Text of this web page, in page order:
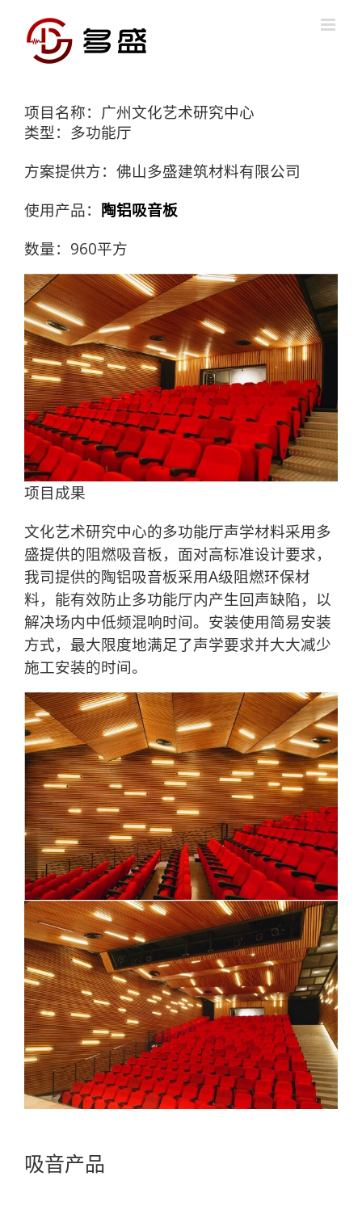
content
项目名称：广州文化艺术研究中心
类型：多功能厅
方案提供方：佛山多盛建筑材料有限公司
使用产品： 陶铝吸音板
数量：960平方
项目成果
文化艺术研究中心的多功能厅声学材料采用多
盛提供的阻燃吸音板，面对高标准设计要求，
我司提供的陶铝吸音板采用A级阻燃环保材
料，能有效防止多功能厅内产生回声缺陷，以
解决场内中低频混响时间。安装使用简易安装
方式，最大限度地满足了声学要求并大大减少
施工安装的时间。
吸音产品